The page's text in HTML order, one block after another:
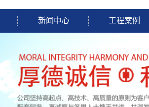
新闻中心 工程案例